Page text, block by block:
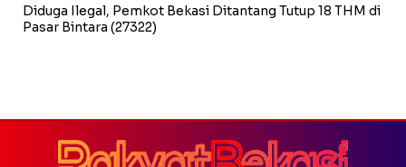
Diduga Ilegal, Pemkot Bekasi Ditantang Tutup 18 THM di
Pasar Bintara (27322)